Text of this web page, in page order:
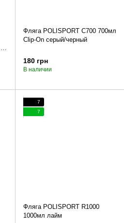
Фляга POLISPORT C700 700мл
Clip-On серый/черный
180 грн
В наличии
7
7
Фляга POLISPORT R1000
1000мл лайм